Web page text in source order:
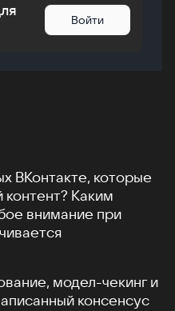
Войти
ВКонтакте, которые
контент? Каким
внимание при
модел-чекинг и
консенсус